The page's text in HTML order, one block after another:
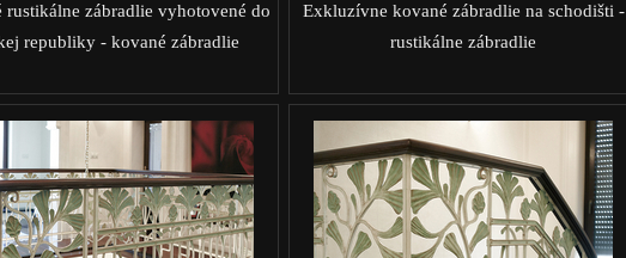
rustikálne zábradlie vyhotovené do
republiky - kované zábradlie
Exkluzívne kované zábradlie na schodišti -
rustikálne zábradlie